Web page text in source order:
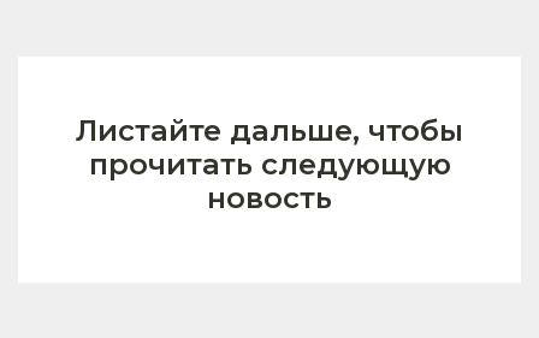
Листайте дальше, чтобы
прочитать следующую
новость